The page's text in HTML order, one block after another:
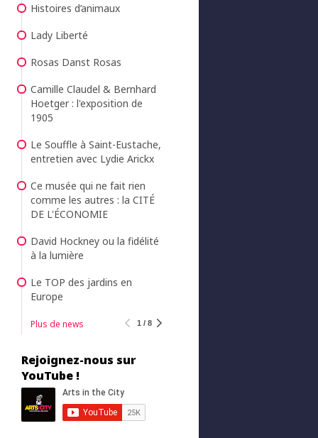
Histoires d’animaux
Lady Liberté
Rosas Danst Rosas
Camille Claudel & Bernhard
Hoetger : l'exposition de
1905
Le Souffle à Saint-Eustache,
entretien avec Lydie Arickx
Ce musée qui ne fait rien
comme les autres : la CITÉ
DE L'ÉCONOMIE
David Hockney ou la fidélité
à la lumière
Le TOP des jardins en
Europe
Plus de news 1 / 8
Rejoignez-nous sur
YouTube !